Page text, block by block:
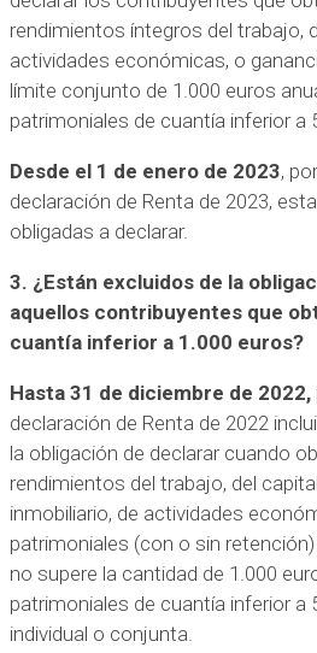
rendimientos íntegros del trabajo,
actividades económicas, o
límite conjunto de 1.000 euros
patrimoniales de cuantía inferior a
Desde el 1 de enero de 2023,
declaración de Renta de 2023,
obligadas a declarar.
3. ¿Están excluidos de la
aquellos contribuyentes que
cuantía inferior a 1.000 euros?
Hasta 31 de diciembre de 2022,
declaración de Renta de 2022
la obligación de declarar cuando
rendimientos del trabajo, del
inmobiliario, de actividades
patrimoniales (con o sin
no supere la cantidad de 1.000
patrimoniales de cuantía inferior a
individual o conjunta.